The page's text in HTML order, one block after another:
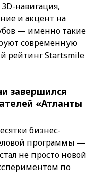
навигация,
и акцент на
— именно такие
современную
рейтинг Startsmile
завершился
«Атланты
бизнес-
программы —
не просто новой
по